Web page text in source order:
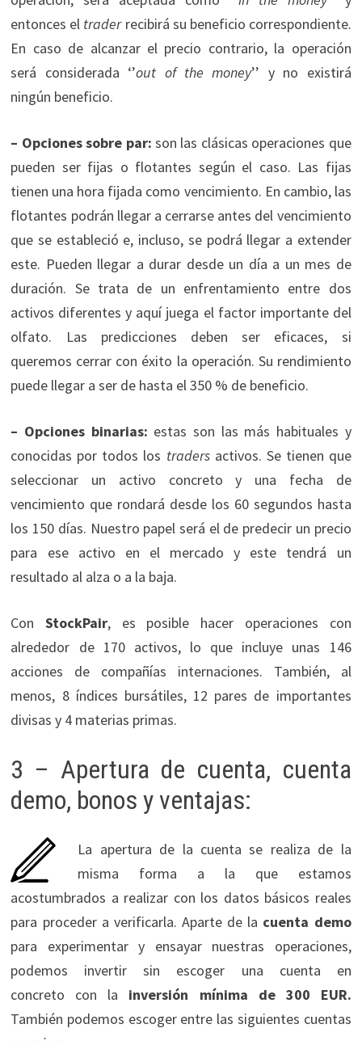
entonces el traderrecibirá su beneficio correspondiente.
En caso de alcanzar el precio contrario, la operación
será considerada ‘’out of the money’’ y no existirá
ningún beneficio.
– Opciones sobre par: son las clásicas operaciones que
pueden ser fijas o flotantes según el caso. Las fijas
tienen una hora fijada como vencimiento. En cambio, las
flotantes podrán llegar a cerrarse antes del vencimiento
que se estableció e, incluso, se podrá llegar a extender
este. Pueden llegar a durar desde un día a un mes de
duración. Se trata de un enfrentamiento entre dos
activos diferentes y aquí juega el factor importante del
olfato. Las predicciones deben ser eficaces, si
queremos cerrar con éxito la operación. Su rendimiento
puede llegar a ser de hasta el 350 % de beneficio.
– Opciones binarias: estas son las más habituales y
conocidas por todos los tradersactivos. Se tienen que
seleccionar un activo concreto y una fecha de
vencimiento que rondará desde los 60 segundos hasta
los 150 días. Nuestro papel será el de predecir un precio
para ese activo en el mercado y este tendrá un
resultado al alza o a la baja.
ConStockPair, es posible hacer operaciones con
alrededor de 170 activos, lo que incluye unas 146
acciones de compañías internaciones. También, al
menos, 8 índices bursátiles, 12 pares de importantes
divisas y 4 materias primas.
3 – Apertura de cuenta, cuenta
demo, bonos y ventajas:
La apertura de la cuenta se realiza de la
misma forma a la que estamos
acostumbrados a realizar con los datos básicos reales
para proceder a verificarla. Aparte de la cuenta demo
para experimentar y ensayar nuestras operaciones,
podemos invertir sin escoger una cuenta en
concreto con la inversión mínima de 300 EUR.
También podemos escoger entre las siguientes cuentas